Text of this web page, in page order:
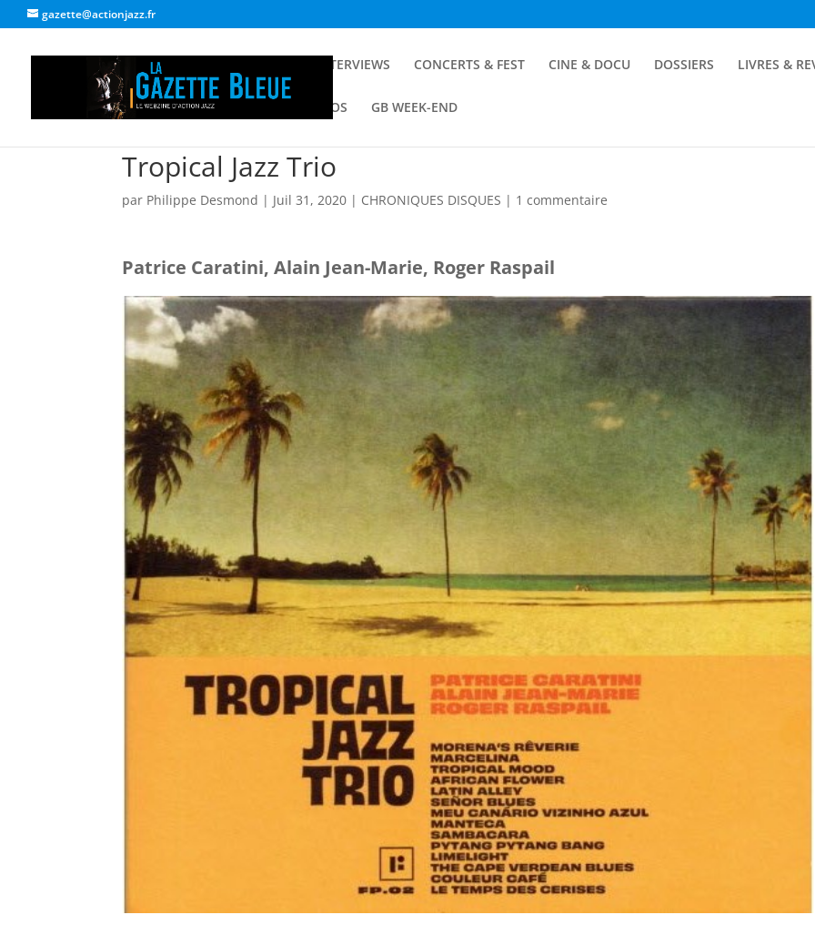
gazette@actionjazz.fr
INTERVIEWS CONCERTS & FEST CINE & DOCU DOSSIERS LIVRES &
GALERIE PHOTOS GB WEEK-END
Tropical Jazz Trio
par Philippe Desmond | Juil 31, 2020 | CHRONIQUES DISQUES | 1 commentaire
Patrice Caratini, Alain Jean-Marie, Roger Raspail